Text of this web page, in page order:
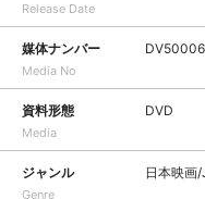
Release Date
媒体ナンバー
Media No
資料形態
Media
DVD
ジャンル
Genre
日本映画